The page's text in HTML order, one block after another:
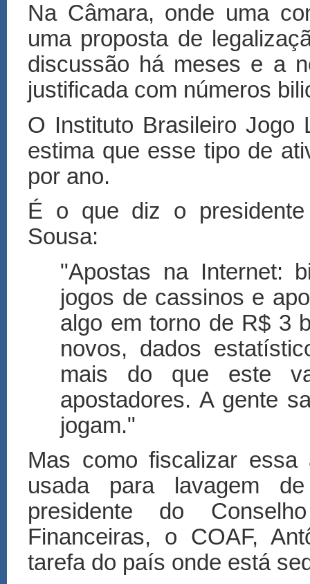
Na Câmara, onde uma
uma proposta de
discussão há meses e a
justificada com números
O Instituto Brasileiro Jogo
estima que esse tipo de
por ano.
É o que diz o
Sousa:
"Apostas na Internet:
jogos de cassinos e
algo em torno de R$ 3
novos, dados
mais do que este
apostadores. A gente
jogam."
Mas como fiscalizar
usada para lavagem
presidente do
Financeiras, o COAF,
tarefa do país onde está